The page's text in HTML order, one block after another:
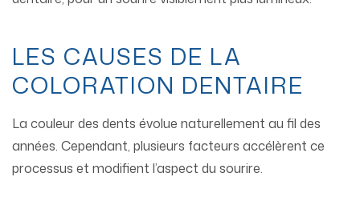
LES CAUSES DE LA
COLORATION DENTAIRE
La couleur des dents évolue naturellement au fil des
années. Cependant, plusieurs facteurs accélèrent ce
processus et modifient l’aspect du sourire.